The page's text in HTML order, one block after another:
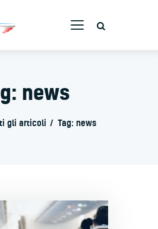
news
gli articoli Tag: news